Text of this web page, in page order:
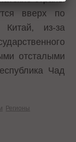
вверх по
из-за
отсталыми
Чад
Регионы